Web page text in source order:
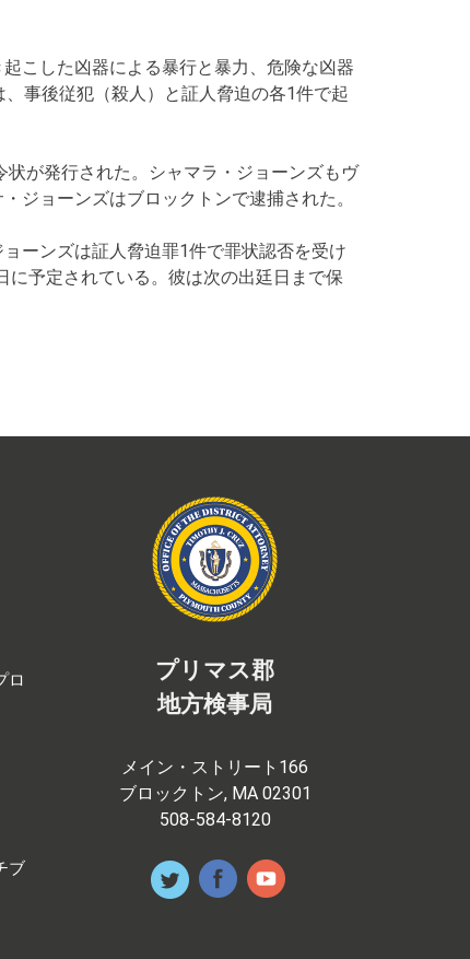
こした凶器による暴行と暴力、危険な凶器
事後従犯（殺人）と証人脅迫の各1件で起
が発行された。シャマラ・ジョーンズもヴ
ジョーンズはブロックトンで逮捕された。
ーンズは証人脅迫罪1件で罪状認否を受け
予定されている。彼は次の出廷日まで保
ロ
ブ
プリマス郡
地方検事局
メイン・ストリート166
ブロックトン, MA 02301
508-584-8120